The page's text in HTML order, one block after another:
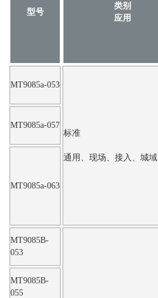
型号
类别
应用
MT9085a-053
标准
通用、现场、接入、城域
MT9085a-057
MT9085a-063
MT9085B-
053
MT9085B-
055